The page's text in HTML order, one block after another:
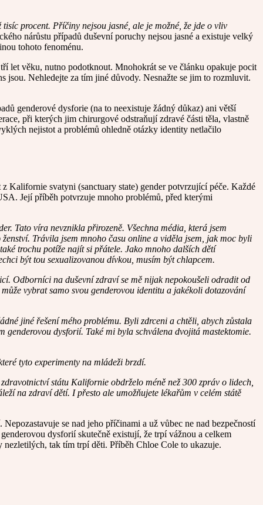
procent. Příčiny nejsou jasné, ale je možné, že jde o vliv
nárůstu případů duševní poruchy nejsou jasné a existuje velký
tohoto fenoménu.
let věku, nutno podotknout. Mnohokrát se ve článku opakuje pocit
Nehledejte za tím jiné důvody. Nesnažte se jim to rozmluvit.
genderové dysforie (na to neexistuje žádný důkaz) ani větší
při kterých jim chirurgové odstraňují zdravé části těla, vlastně
nejistot a problémů ohledně otázky identity netlačilo
Kalifornie svatyni (sanctuary state) gender potvrzující péče. Každé
Její příběh potvrzuje mnoho problémů, před kterými
Tato víra nevznikla přirozeně. Všechna média, která jsem
Trávila jsem mnoho času online a viděla jsem, jak moc byli
trochu potíže najít si přátele. Jako mnoho dalších dětí
být tou sexualizovanou dívkou, musím být chlapcem.
Odborníci na duševní zdraví se mě nijak nepokoušeli odradit od
vybrat samo svou genderovou identitu a jakékoli dotazování
jiné řešení mého problému. Byli zdrceni a chtěli, abych zůstala
dysforií. Také mi byla schválena dvojitá mastektomie.
tyto experimenty na mládeži brzdí.
státu Kalifornie obdrželo méně než 300 zpráv o lidech,
na zdraví dětí. I přesto ale umožňujete lékařům v celém státě
se nad jeho příčinami a už vůbec ne nad bezpečností
dysforií skutečně existují, že trpí vážnou a celkem
nezletilých, tak tím trpí děti. Příběh Chloe Cole to ukazuje.